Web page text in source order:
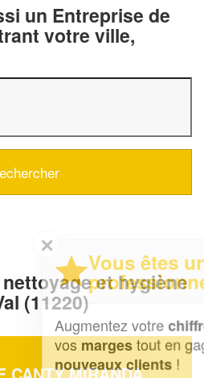
un Entreprise de
votre ville,
et hygiène
(11220)
êtes un
?
votrechiffre d'affaireset
tout en gagnant de
clients!